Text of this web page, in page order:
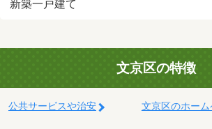
新築一戸建て
文京区の特徴
公共サービスや治安 文京区のホーム